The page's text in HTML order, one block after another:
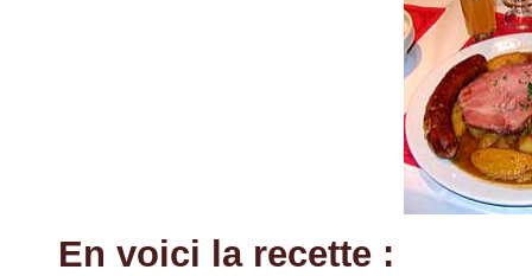
En voici la recette :